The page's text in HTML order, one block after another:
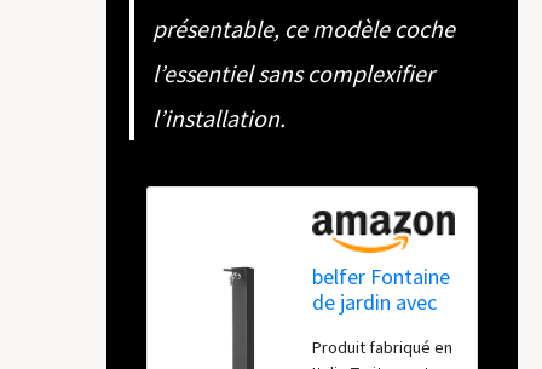
présentable, ce modèle coche
l’essentiel sans complexifier
l’installation.
belfer Fontaine
de jardin avec
en béton
Produit fabriqué en